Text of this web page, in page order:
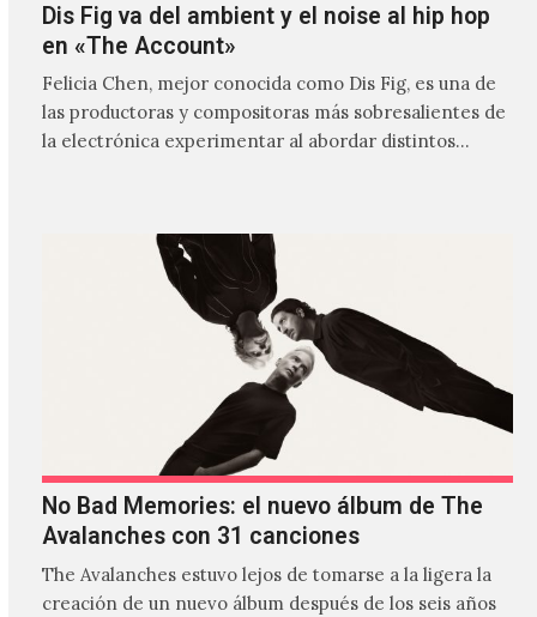
Dis Fig va del ambient y el noise al hip hop
en «The Account»
Felicia Chen, mejor conocida como Dis Fig, es una de
las productoras y compositoras más sobresalientes de
la electrónica experimentar al abordar distintos
No Bad Memories: el nuevo álbum de The
Avalanches con 31 canciones
The Avalanches estuvo lejos de tomarse a la ligera la
creación de un nuevo álbum después de los seis años